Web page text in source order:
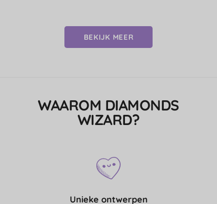
BEKIJK MEER
WAAROM DIAMONDS
WIZARD?
Unieke ontwerpen